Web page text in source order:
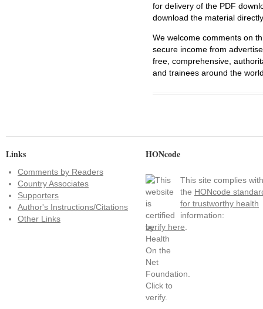
for delivery of the PDF
download the material
We welcome comments on
secure income from
free, comprehensive,
and trainees around the
Links
Comments by Readers
Country Associates
Supporters
Author's Instructions/Citations
Other Links
HONcode
This site complies with
the HONcode
for trustworthy health
information:
verify here